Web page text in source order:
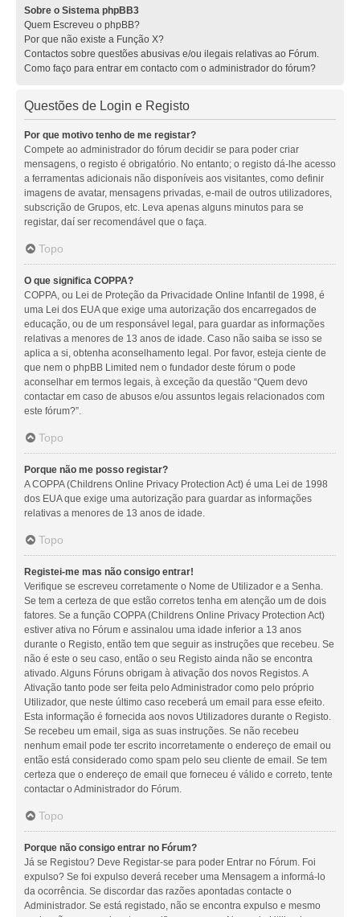
Sobre o Sistema phpBB3
Quem Escreveu o phpBB?
Por que não existe a Função X?
Contactos sobre questões abusivas e/ou ilegais relativas ao Fórum.
Como faço para entrar em contacto com o administrador do fórum?
Questões de Login e Registo
Por que motivo tenho de me registar?
Compete ao administrador do fórum decidir se para poder criar
mensagens, o registo é obrigatório. No entanto; o registo dá-lhe acesso
a ferramentas adicionais não disponíveis aos visitantes, como definir
imagens de avatar, mensagens privadas, e-mail de outros utilizadores,
subscrição de Grupos, etc. Leva apenas alguns minutos para se
registar, daí ser recomendável que o faça.
Topo
O que significa COPPA?
COPPA, ou Lei de Proteção da Privacidade Online Infantil de 1998, é
uma Lei dos EUA que exige uma autorização dos encarregados de
educação, ou de um responsável legal, para guardar as informações
relativas a menores de 13 anos de idade. Caso não saiba se isso se
aplica a si, obtenha aconselhamento legal. Por favor, esteja ciente de
que nem o phpBB Limited nem o fundador deste fórum o pode
aconselhar em termos legais, à exceção da questão “Quem devo
contactar em caso de abusos e/ou assuntos legais relacionados com
este fórum?”.
Topo
Porque não me posso registar?
A COPPA (Childrens Online Privacy Protection Act) é uma Lei de 1998
dos EUA que exige uma autorização para guardar as informações
relativas a menores de 13 anos de idade.
Topo
Registei-me mas não consigo entrar!
Verifique se escreveu corretamente o Nome de Utilizador e a Senha.
Se tem a certeza de que estão corretos tenha em atenção um de dois
fatores. Se a função COPPA (Childrens Online Privacy Protection Act)
estiver ativa no Fórum e assinalou uma idade inferior a 13 anos
durante o Registo, então tem que seguir as instruções que recebeu. Se
não é este o seu caso, então o seu Registo ainda não se encontra
ativado. Alguns Fóruns obrigam à ativação dos novos Registos. A
Ativação tanto pode ser feita pelo Administrador como pelo próprio
Utilizador, que neste último caso receberá um email para esse efeito.
Esta informação é fornecida aos novos Utilizadores durante o Registo.
Se recebeu um email, siga as suas instruções. Se não recebeu
nenhum email pode ter escrito incorretamente o endereço de email ou
então está considerado como spam pelo seu cliente de email. Se tem
certeza que o endereço de email que forneceu é válido e correto, tente
contactar o Administrador do Fórum.
Topo
Porque não consigo entrar no Fórum?
Já se Registou? Deve Registar-se para poder Entrar no Fórum. Foi
expulso? Se foi expulso deverá receber uma Mensagem a informá-lo
da ocorrência. Se discordar das razões apontadas contacte o
Administrador. Se está registado, não se encontra expulso e mesmo